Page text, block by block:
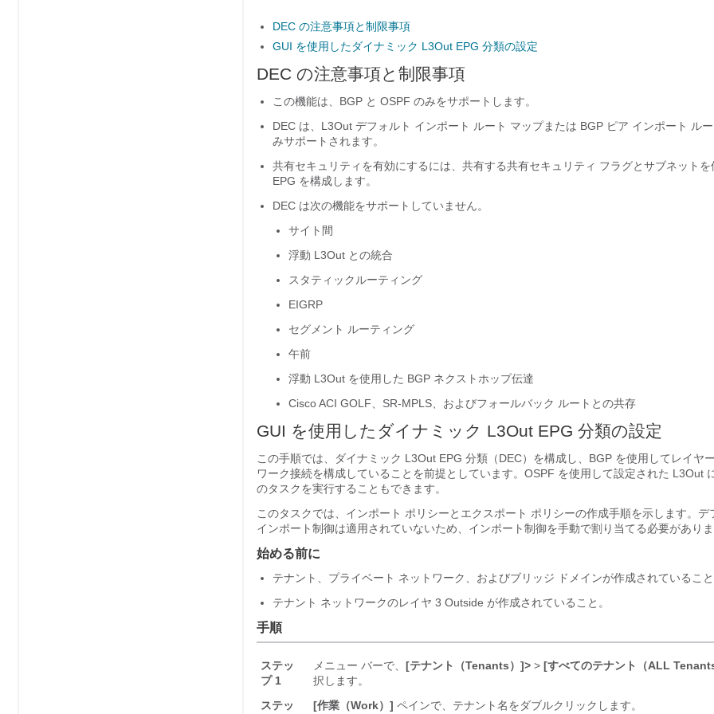
DEC の注意事項と制限事項
GUI を使用したダイナミック L3Out EPG 分類の設定
DEC の注意事項と制限事項
この機能は、BGP と OSPF のみをサポートします。
DEC は、L3Out デフォルト インポート ルート マップまたは BGP ピア インポート ル
みサポートされます。
共有セキュリティを有効にするには、共有する共有セキュリティ フラグとサブネットを
EPG を構成します。
DEC は次の機能をサポートしていません。
サイト間
浮動 L3Out との統合
スタティックルーティング
EIGRP
セグメント ルーティング
午前
浮動 L3Out を使用した BGP ネクストホップ伝達
Cisco ACI GOLF 、SR-MPLS、およびフォールバック ルートとの共存
GUI を使用したダイナミック L3Out EPG 分類の設定
この手順では、ダイナミック L3Out EPG 分類（DEC）を構成し、BGP を使用してレイヤ
ワーク接続を構成していることを前提としています。OSPF を使用して設定された L3Out
のタスクを実行することもできます。
このタスクでは、インポート ポリシーとエクスポート ポリシーの作成手順を示します。デ
インポート制御は適用されていないため、インポート制御を手動で割り当てる必要がありま
始める前に
テナント、プライベート ネットワーク、およびブリッジ ドメインが作成されていること
テナント ネットワークのレイヤ 3 Outside が作成されていること。
手順
ステッ
プ 1
メニュー バーで、 [テナント（Tenants）]> > [すべてのテナント（ALL
択します。
ステッ
[作業（Work）] ペインで、テナント名をダブルクリックします。